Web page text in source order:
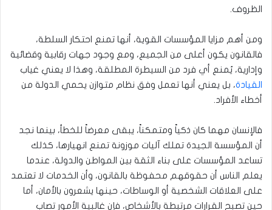
الظروف.
ومن أهم مزايا المؤسسات القوية، أنها تمنع احتكار السلطة،
فالقانون يكون أعلى من الجميع، ومع وجود جهات رقابية وقضائية
وإدارية، يُمنع أي فرد من السيطرة المطلقة، وهذا لا يعني غياب
القيادة، بل يعني أنها تعمل وفق نظام متوازن يحمي الدولة من
أخطاء الأفراد.
فالإنسان مهما كان ذكياً ومتمكناً، يبقى معرضاً للخطأ، بينما نجد
أن المؤسسة الجيدة تملك آليات موزونة تمنع انهيارها، كذلك
تساعد المؤسسات على بناء الثقة بين المواطن والدولة، عندما
يعلم الناس أن حقوقهم محفوظة بالقانون، وأن الخدمات لا تعتمد
على العلاقات الشخصية أو الوساطات، حينها يشعرون بالأمان، أما
حين تصبح القرارات مرتبطة بالأشخاص، فإن غالبية الأمور تصاب